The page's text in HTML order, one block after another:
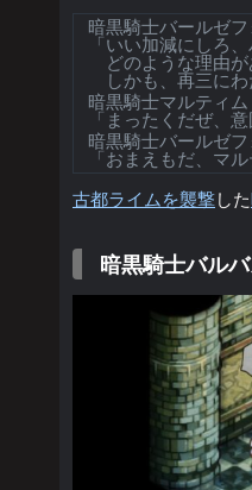
暗黒騎士バールゼフ
「いい加減にしろ
どのような理由が
しかも、再三にわ
暗黒騎士マルティム
「まったくだぜ、
暗黒騎士バールゼフ
「おまえもだ、マ
古都ライムを襲撃した
暗黒騎士バル